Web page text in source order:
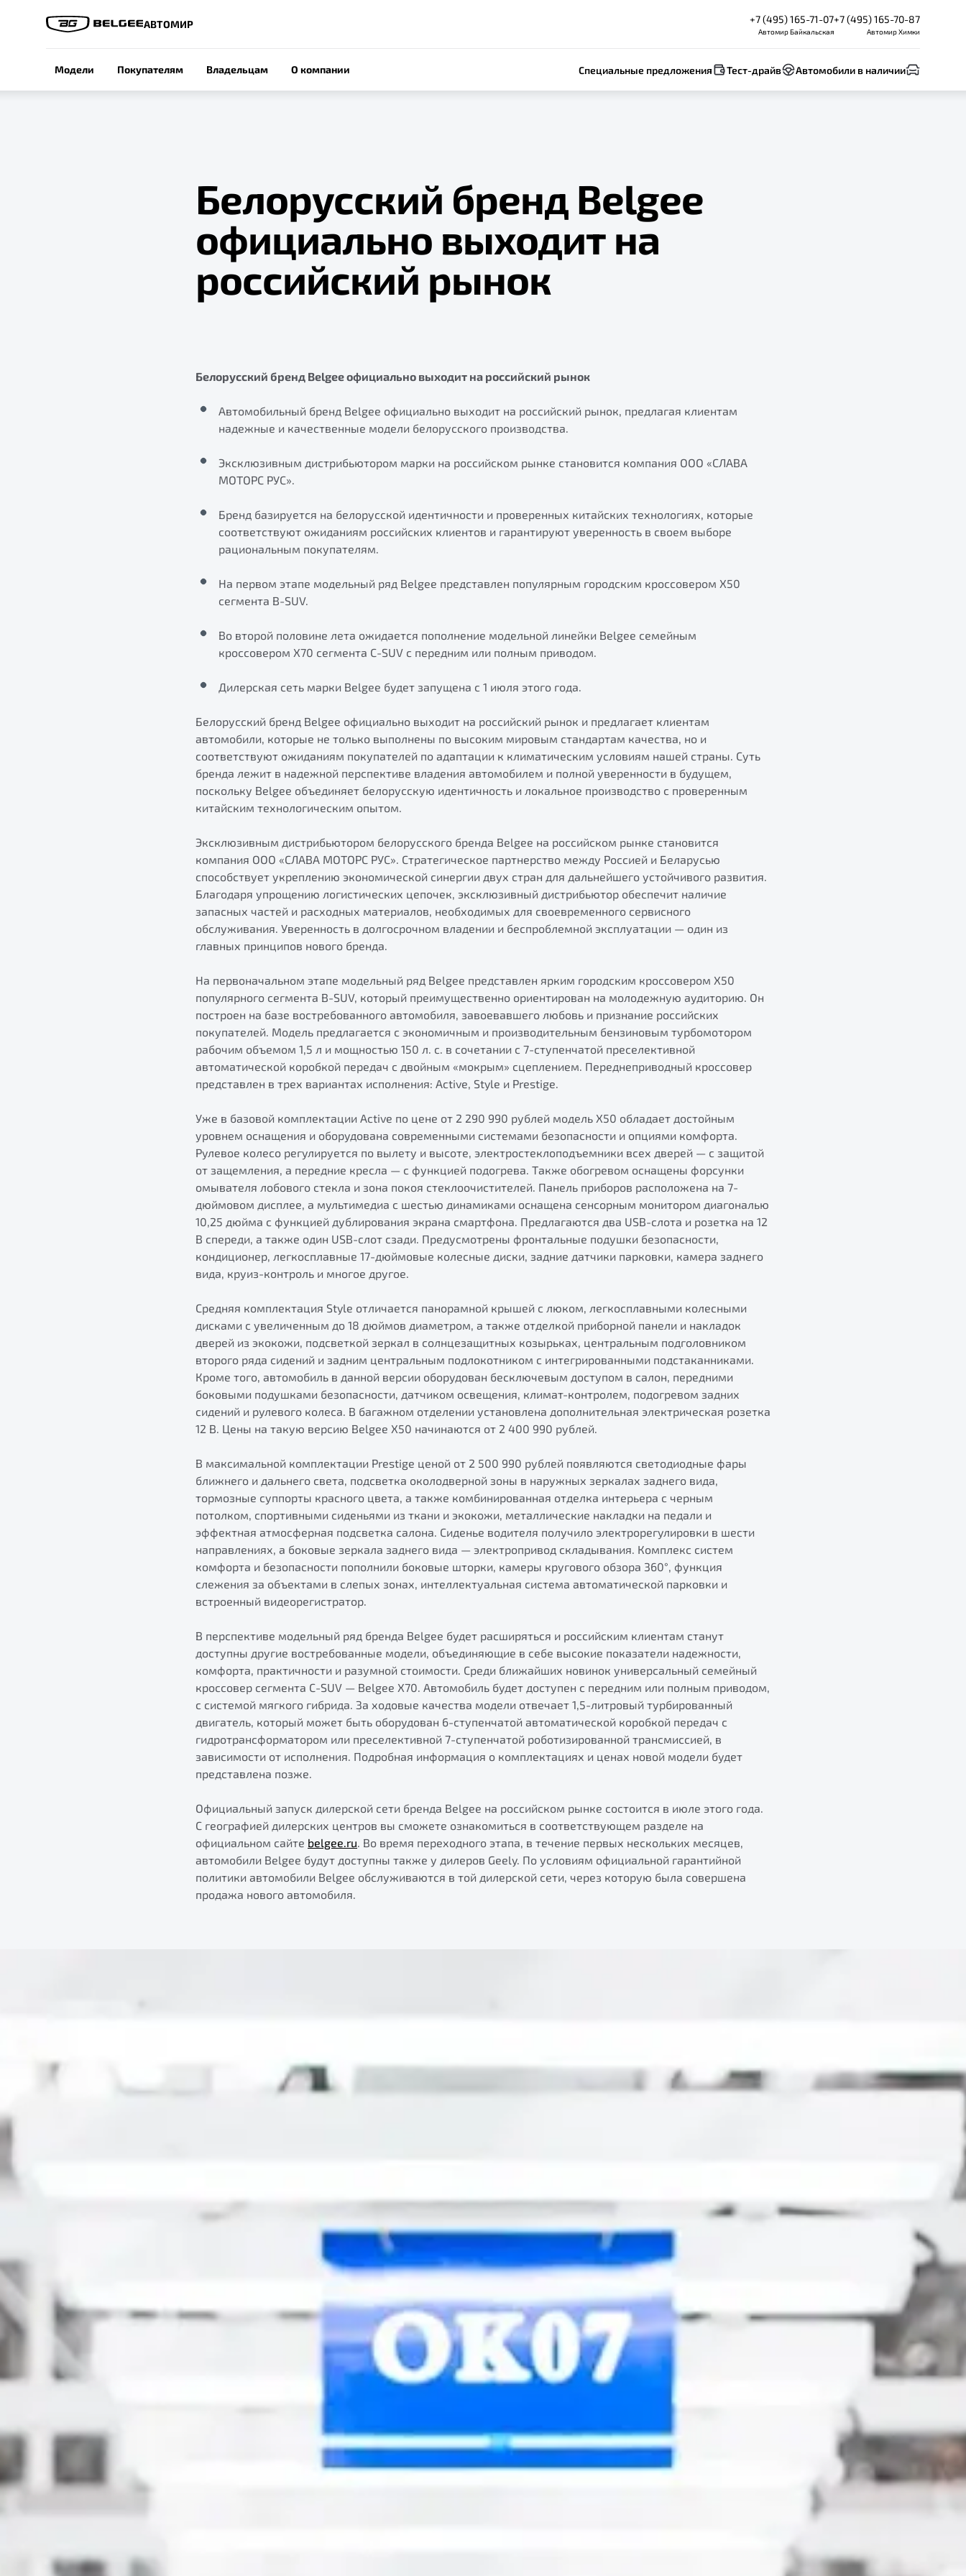
АВТОМИР +7 (495) 165-71-07
Автомир Байкальская
+7 (495) 165-70-87
Автомир Химки
Модели Покупателям Владельцам О компании Специальные предложения Тест-драйв Автомобили в наличии
Белорусский бренд Belgee
официально выходит на
российский рынок
Белорусский бренд Belgee официально выходит на российский рынок
Автомобильный бренд Belgee официально выходит на российский рынок, предлагая клиентам
надежные и качественные модели белорусского производства.
Эксклюзивным дистрибьютором марки на российском рынке становится компания ООО «СЛАВА
МОТОРС РУС».
Бренд базируется на белорусской идентичности и проверенных китайских технологиях, которые
соответствуют ожиданиям российских клиентов и гарантируют уверенность в своем выборе
рациональным покупателям.
На первом этапе модельный ряд Belgee представлен популярным городским кроссовером Х50
сегмента B-SUV.
Во второй половине лета ожидается пополнение модельной линейки Belgee семейным
кроссовером Х70 сегмента C-SUV с передним или полным приводом.
Дилерская сеть марки Belgee будет запущена с 1 июля этого года.
Белорусский бренд Belgee официально выходит на российский рынок и предлагает клиентам
автомобили, которые не только выполнены по высоким мировым стандартам качества, но и
соответствуют ожиданиям покупателей по адаптации к климатическим условиям нашей страны. Суть
бренда лежит в надежной перспективе владения автомобилем и полной уверенности в будущем,
поскольку Belgee объединяет белорусскую идентичность и локальное производство с проверенным
китайским технологическим опытом.
Эксклюзивным дистрибьютором белорусского бренда Belgee на российском рынке становится
компания ООО «СЛАВА МОТОРС РУС». Стратегическое партнерство между Россией и Беларусью
способствует укреплению экономической синергии двух стран для дальнейшего устойчивого развития.
Благодаря упрощению логистических цепочек, эксклюзивный дистрибьютор обеспечит наличие
запасных частей и расходных материалов, необходимых для своевременного сервисного
обслуживания. Уверенность в долгосрочном владении и беспроблемной эксплуатации — один из
главных принципов нового бренда.
На первоначальном этапе модельный ряд Belgee представлен ярким городским кроссовером X50
популярного сегмента B-SUV, который преимущественно ориентирован на молодежную аудиторию. Он
построен на базе востребованного автомобиля, завоевавшего любовь и признание российских
покупателей. Модель предлагается с экономичным и производительным бензиновым турбомотором
рабочим объемом 1,5 л и мощностью 150 л. с. в сочетании с 7-ступенчатой преселективной
автоматической коробкой передач с двойным «мокрым» сцеплением. Переднеприводный кроссовер
представлен в трех вариантах исполнения: Active, Style и Prestige.
Уже в базовой комплектации Active по цене от 2 290 990 рублей модель Х50 обладает достойным
уровнем оснащения и оборудована современными системами безопасности и опциями комфорта.
Рулевое колесо регулируется по вылету и высоте, электростеклоподъемники всех дверей — с защитой
от защемления, а передние кресла — с функцией подогрева. Также обогревом оснащены форсунки
омывателя лобового стекла и зона покоя стеклоочистителей. Панель приборов расположена на 7-
дюймовом дисплее, а мультимедиа с шестью динамиками оснащена сенсорным монитором диагональю
10,25 дюйма с функцией дублирования экрана смартфона. Предлагаются два USB-слота и розетка на 12
В спереди, а также один USB-слот сзади. Предусмотрены фронтальные подушки безопасности,
кондиционер, легкосплавные 17-дюймовые колесные диски, задние датчики парковки, камера заднего
вида, круиз-контроль и многое другое.
Средняя комплектация Style отличается панорамной крышей с люком, легкосплавными колесными
дисками с увеличенным до 18 дюймов диаметром, а также отделкой приборной панели и накладок
дверей из экокожи, подсветкой зеркал в солнцезащитных козырьках, центральным подголовником
второго ряда сидений и задним центральным подлокотником с интегрированными подстаканниками.
Кроме того, автомобиль в данной версии оборудован бесключевым доступом в салон, передними
боковыми подушками безопасности, датчиком освещения, климат-контролем, подогревом задних
сидений и рулевого колеса. В багажном отделении установлена дополнительная электрическая розетка
12 В. Цены на такую версию Belgee X50 начинаются от 2 400 990 рублей.
В максимальной комплектации Prestige ценой от 2 500 990 рублей появляются светодиодные фары
ближнего и дальнего света, подсветка околодверной зоны в наружных зеркалах заднего вида,
тормозные суппорты красного цвета, а также комбинированная отделка интерьера с черным
потолком, спортивными сиденьями из ткани и экокожи, металлические накладки на педали и
эффектная атмосферная подсветка салона. Сиденье водителя получило электрорегулировки в шести
направлениях, а боковые зеркала заднего вида — электропривод складывания. Комплекс систем
комфорта и безопасности пополнили боковые шторки, камеры кругового обзора 360°, функция
слежения за объектами в слепых зонах, интеллектуальная система автоматической парковки и
встроенный видеорегистратор.
В перспективе модельный ряд бренда Belgee будет расширяться и российским клиентам станут
доступны другие востребованные модели, объединяющие в себе высокие показатели надежности,
комфорта, практичности и разумной стоимости. Среди ближайших новинок универсальный семейный
кроссовер сегмента C-SUV — Belgee X70. Автомобиль будет доступен с передним или полным приводом,
с системой мягкого гибрида. За ходовые качества модели отвечает 1,5-литровый турбированный
двигатель, который может быть оборудован 6-ступенчатой автоматической коробкой передач с
гидротрансформатором или преселективной 7-ступенчатой роботизированной трансмиссией, в
зависимости от исполнения. Подробная информация о комплектациях и ценах новой модели будет
представлена позже.
Официальный запуск дилерской сети бренда Belgee на российском рынке состоится в июле этого года.
С географией дилерских центров вы сможете ознакомиться в соответствующем разделе на
официальном сайте belgee.ru. Во время переходного этапа, в течение первых нескольких месяцев,
автомобили Belgee будут доступны также у дилеров Geely. По условиям официальной гарантийной
политики автомобили Belgee обслуживаются в той дилерской сети, через которую была совершена
продажа нового автомобиля.